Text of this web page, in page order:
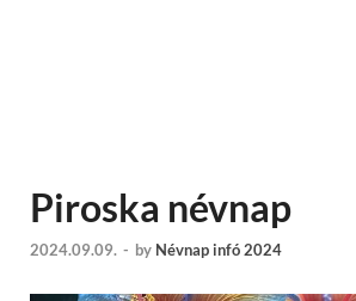
Piroska névnap
2024.09.09. - by Névnap infó 2024